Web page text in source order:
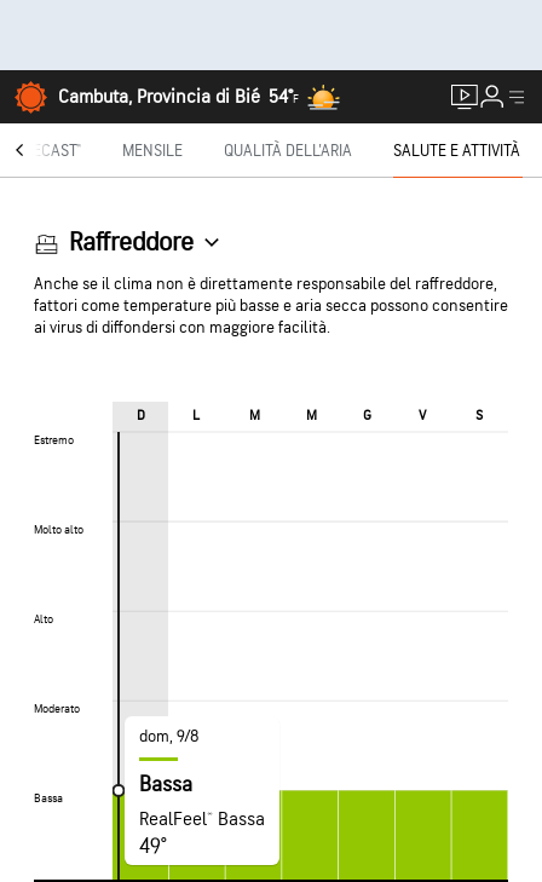
Cambuta, Provincia di Bié 54°F
MENSILE QUALITÀ DELL'ARIA SALUTE E ATTIVITÀ
Raffreddore
Anche se il clima non è direttamente responsabile del raffreddore,
fattori come temperature più basse e aria secca possono consentire
ai virus di diffondersi con maggiore facilità.
Estremo
Molto alto
Alto
Moderato
Bassa
D L M M G V S
Estremo
Molto alto
Alto
Moderato
Bassa
dom, 9/8
Bassa
RealFeel® Bassa
49°